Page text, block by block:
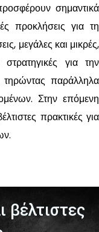
σημαντικά
προκλήσεις για τη
μεγάλες και μικρές,
για την
παράλληλα
Στην επόμενη
πρακτικές για
βέλτιστες